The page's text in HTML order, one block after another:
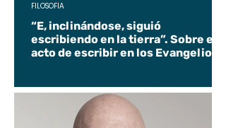
“E, inclinándose, siguió
escribiendo en la tierra”. Sobre el
acto de escribir en los Evangelios.
FILOSOFÍA